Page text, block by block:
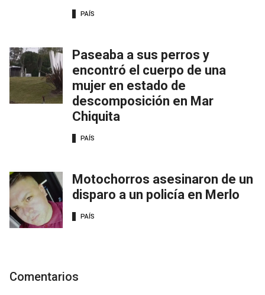
PAÍS
Paseaba a sus perros y
encontró el cuerpo de una
mujer en estado de
descomposición en Mar
Chiquita
PAÍS
Motochorros asesinaron de un
disparo a un policía en Merlo
PAÍS
Comentarios